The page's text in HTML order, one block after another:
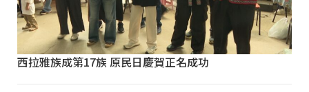
西拉雅族成第17族 原民日慶賀正名成功